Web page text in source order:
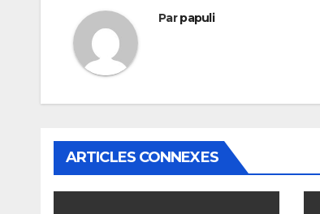
Parpapuli
ARTICLES CONNEXES